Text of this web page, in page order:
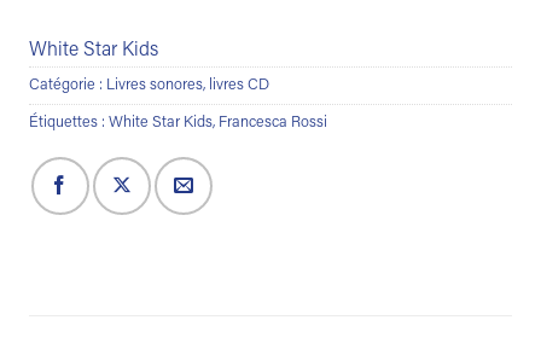
White Star Kids
Catégorie : Livres sonores, livres CD
Étiquettes : White Star Kids, Francesca Rossi